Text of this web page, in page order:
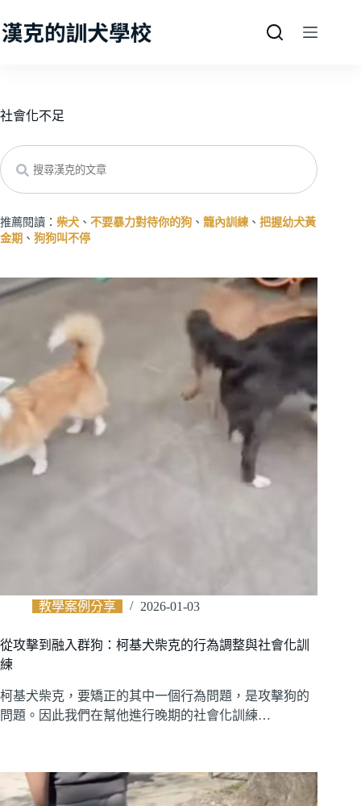
至
容
社會化不足
Search
推薦閱讀： 柴犬 、 不要暴力對待你的狗 、 籠內訓練 、 把握幼犬黃
金期 、 狗狗叫不停
教學案例分享 2026-01-03
從攻擊到融入群狗：柯基犬柴克的行為調整與社會化訓
練
柯基犬柴克，要矯正的其中一個行為問題，是攻擊狗的
問題。因此我們在幫他進行晚期的社會化訓練…